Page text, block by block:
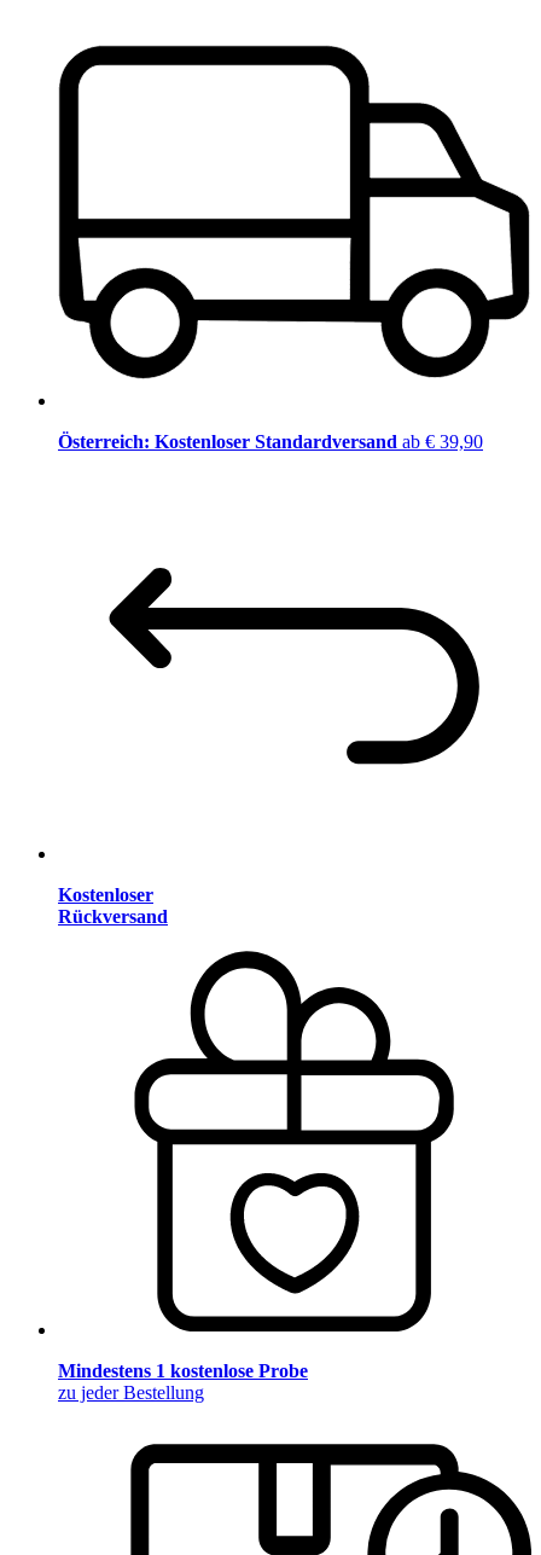
Österreich: Kostenloser Standardversand ab € 39,90
Kostenloser
Rückversand
Mindestens 1 kostenlose Probe
zu jeder Bestellung